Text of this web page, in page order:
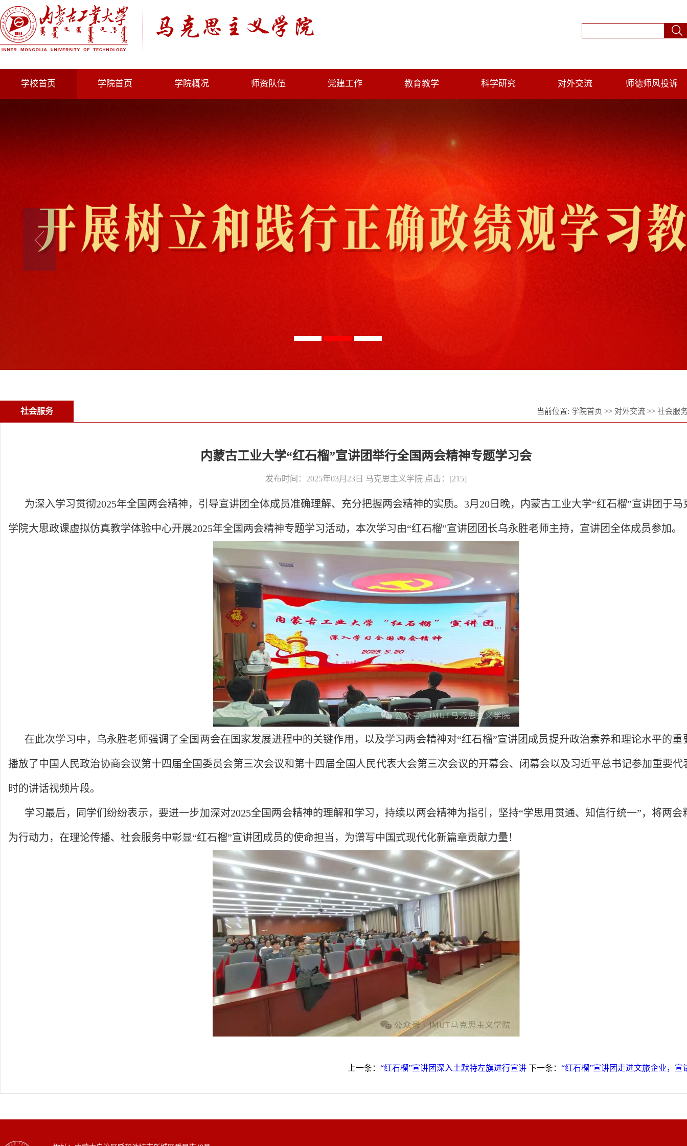
学校首页 学院首页 学院概况 师资队伍 党建工作 教育教学 科学研究 对外交流 师德师风投诉
社会服务 当前位置: 学院首页 >> 对外交流 >> 社会服
内蒙古工业大学“红石榴”宣讲团举行全国两会精神专题学习会
发布时间：2025年03月23日 马克思主义学院 点击：[215]
为深入学习贯彻2025年全国两会精神，引导宣讲团全体成员准确理解、充分把握两会精神的实质。3月20日晚，内蒙古工业大学“红石榴”宣讲团于马
学院大思政课虚拟仿真教学体验中心开展2025年全国两会精神专题学习活动，本次学习由“红石榴”宣讲团团长乌永胜老师主持，宣讲团全体成员参加。
在此次学习中，乌永胜老师强调了全国两会在国家发展进程中的关键作用，以及学习两会精神对“红石榴”宣讲团成员提升政治素养和理论水平的重
播放了中国人民政治协商会议第十四届全国委员会第三次会议和第十四届全国人民代表大会第三次会议的开幕会、闭幕会以及习近平总书记参加重要代
时的讲话视频片段。
学习最后，同学们纷纷表示，要进一步加深对2025全国两会精神的理解和学习，持续以两会精神为指引，坚持“学思用贯通、知信行统一”，将两会
为行动力，在理论传播、社会服务中彰显“红石榴”宣讲团成员的使命担当，为谱写中国式现代化新篇章贡献力量！
上一条： “红石榴”宣讲团深入土默特左旗进行宣讲 下一条： “红石榴”宣讲团走进文旅企业，宣